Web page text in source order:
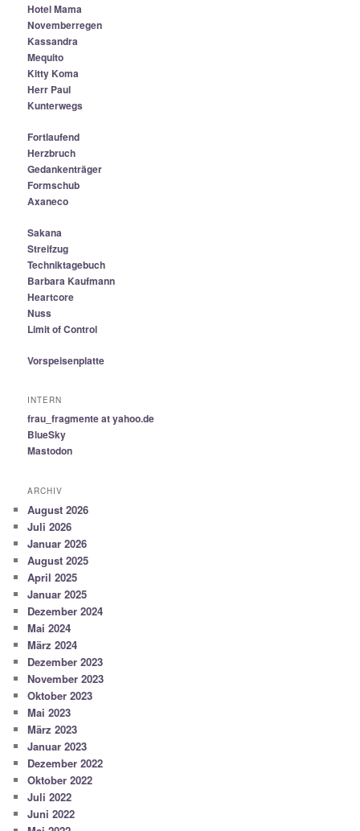
Hotel Mama
Novemberregen
Kassandra
Mequito
Kitty Koma
Herr Paul
Kunterwegs
Fortlaufend
Herzbruch
Gedankenträger
Formschub
Axaneco
Sakana
Streifzug
Techniktagebuch
Barbara Kaufmann
Heartcore
Nuss
Limit of Control
Vorspeisenplatte
INTERN
frau_fragmente at yahoo.de
BlueSky
Mastodon
ARCHIV
August 2026
Juli 2026
Januar 2026
August 2025
April 2025
Januar 2025
Dezember 2024
Mai 2024
März 2024
Dezember 2023
November 2023
Oktober 2023
Mai 2023
März 2023
Januar 2023
Dezember 2022
Oktober 2022
Juli 2022
Juni 2022